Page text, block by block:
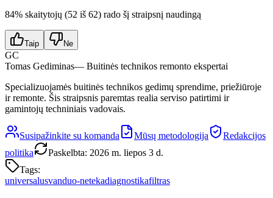
84% skaitytojų (52 iš 62) rado šį straipsnį naudingą
Taip Ne
GC
Tomas Gediminas— Buitinės technikos remonto ekspertai
Specializuojamės buitinės technikos gedimų sprendime, priežiūroje
ir remonte. Šis straipsnis paremtas realia serviso patirtimi ir
gamintojų techniniais vadovais.
Susipažinkite su komanda Mūsų metodologija
Redakcijos
politika
Paskelbta: 2026 m. liepos 3 d.
Tags:
universalusvanduo-netekadiagnostikafiltras